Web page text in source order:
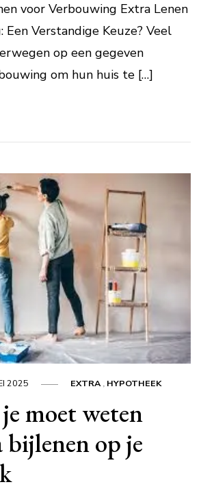
voor Verbouwing Extra Lenen
Een Verstandige Keuze? Veel
op een gegeven
om hun huis te […]
2025 EXTRA, HYPOTHEEK
moet weten
bijlenen op je